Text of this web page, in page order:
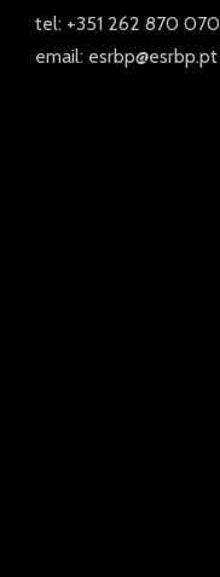
tel: +351 262 870 070
email: esrbp@esrbp.pt